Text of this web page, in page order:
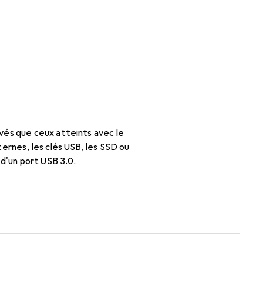
que ceux atteints avec le
les clés USB, les SSD ou
port USB 3.0.